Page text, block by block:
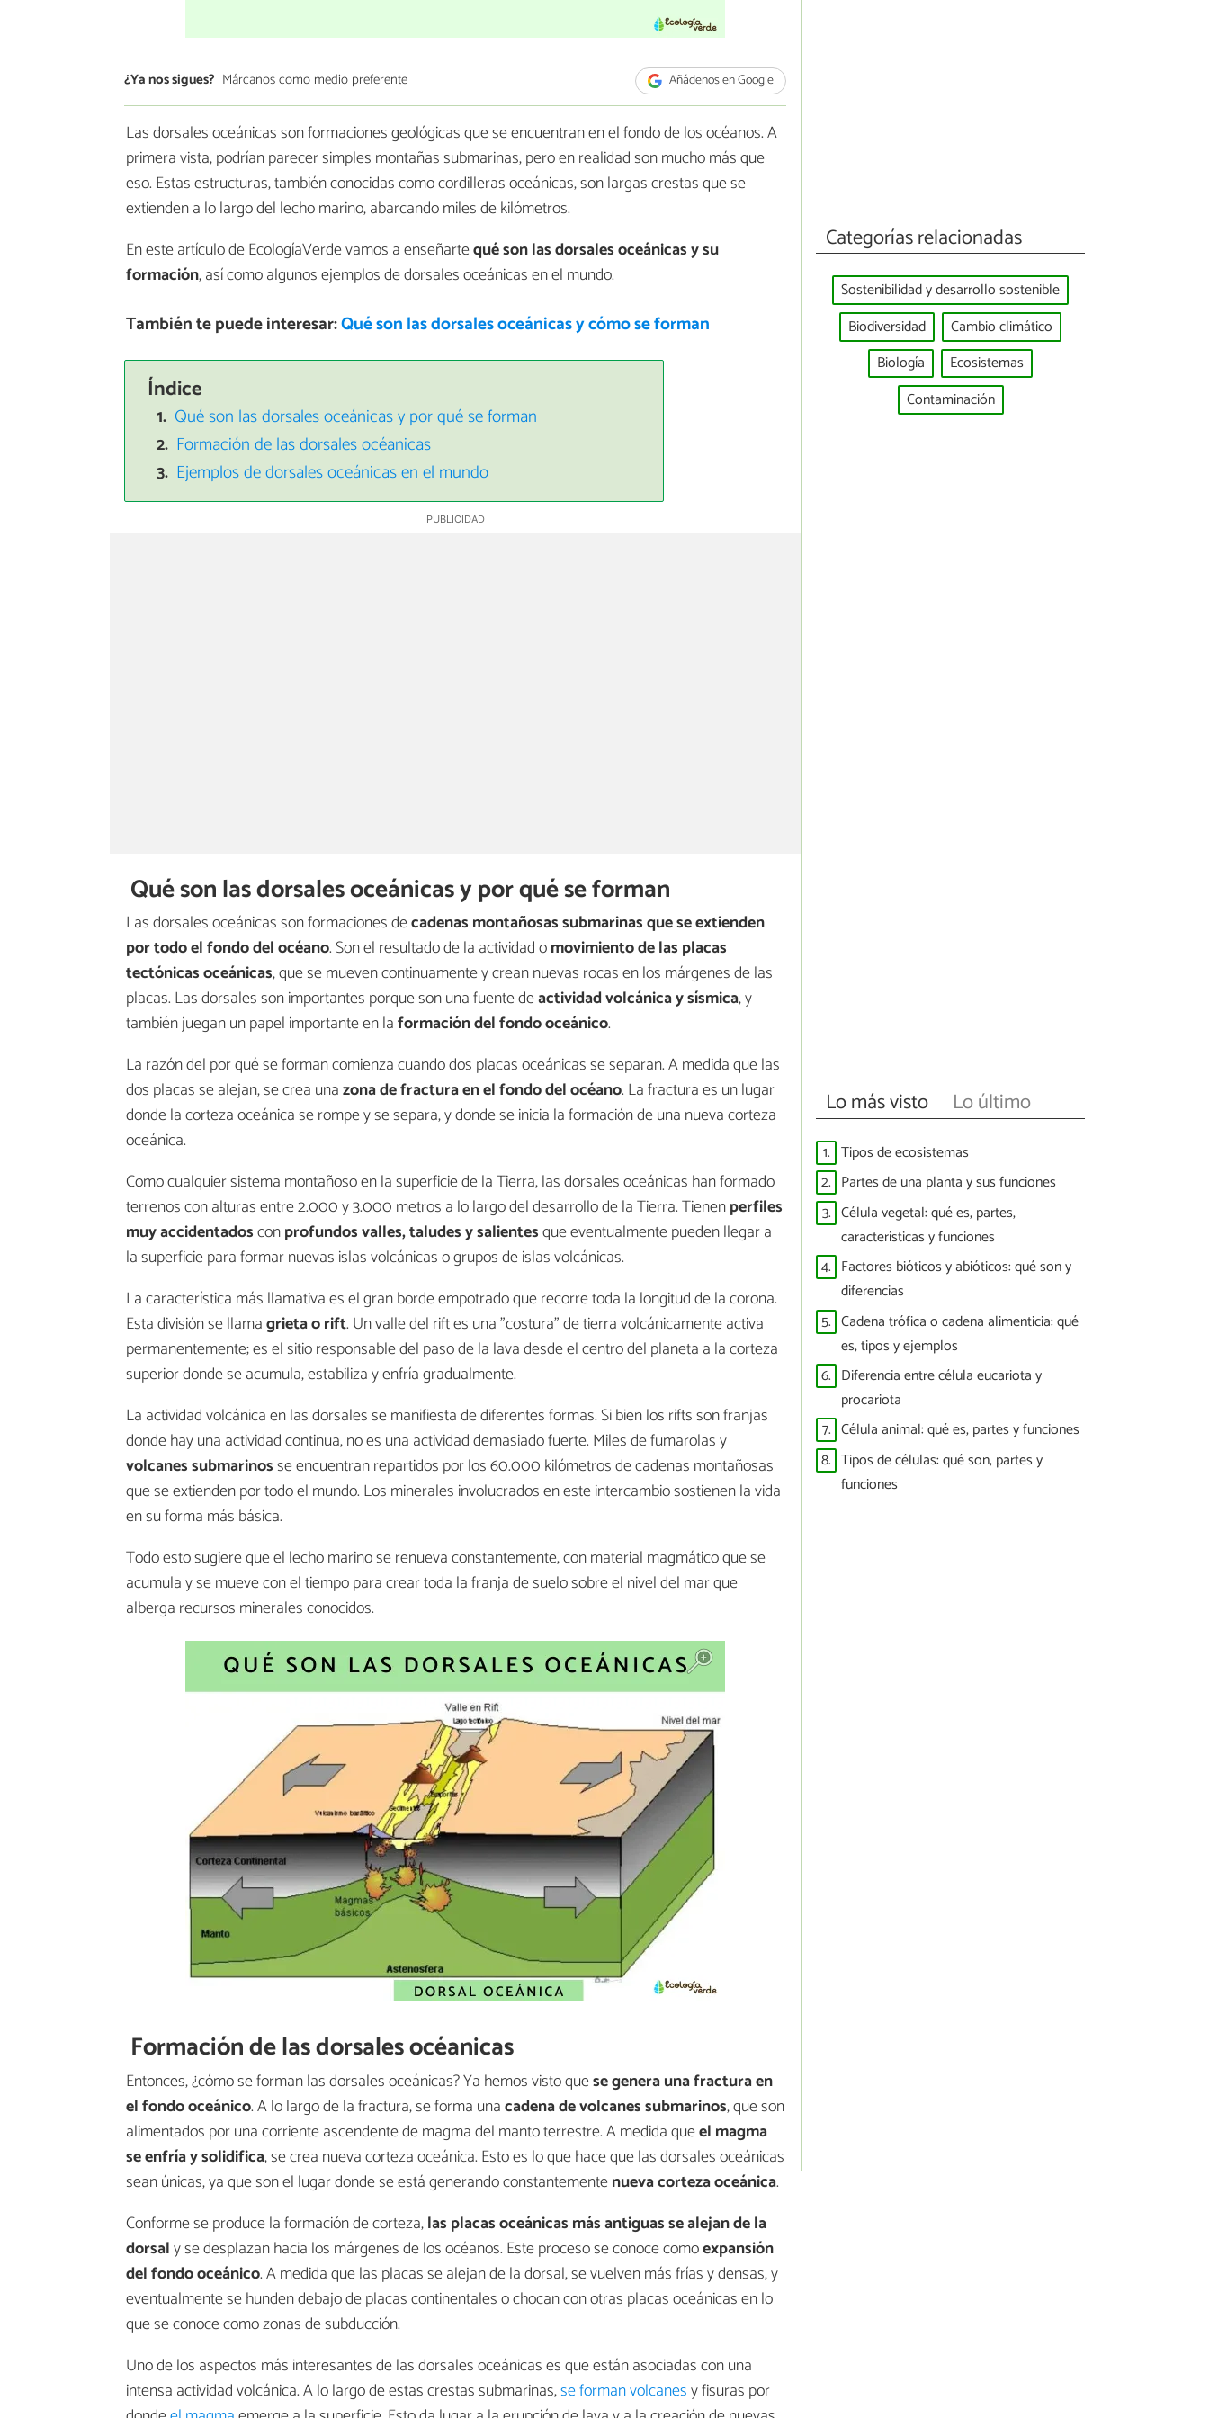
¿Ya nos sigues? Márcanos como medio preferente Añádenos en Google
Las dorsales oceánicas son formaciones geológicas que se encuentran en el fondo de los océanos. A
primera vista, podrían parecer simples montañas submarinas, pero en realidad son mucho más que
eso. Estas estructuras, también conocidas como cordilleras oceánicas, son largas crestas que se
extienden a lo largo del lecho marino, abarcando miles de kilómetros.
En este artículo de EcologíaVerde vamos a enseñartequé son las dorsales oceánicas y su
formación, así como algunos ejemplos de dorsales oceánicas en el mundo.
También te puede interesar:Qué son las dorsales oceánicas y cómo se forman
Índice
Qué son las dorsales oceánicas y por qué se forman
Formación de las dorsales océanicas
Ejemplos de dorsales oceánicas en el mundo
Qué son las dorsales oceánicas y por qué se forman
Las dorsales oceánicas son formaciones decadenas montañosas submarinas que se extienden
por todo el fondo del océano. Son el resultado de la actividad omovimiento de las placas
tectónicas oceánicas, que se mueven continuamente y crean nuevas rocas en los márgenes de las
placas. Las dorsales son importantes porque son una fuente deactividad volcánica y sísmica, y
también juegan un papel importante en laformación del fondo oceánico.
La razón del por qué se forman comienza cuando dos placas oceánicas se separan. A medida que las
dos placas se alejan, se crea unazona de fractura en el fondo del océano. La fractura es un lugar
donde la corteza oceánica se rompe y se separa, y donde se inicia la formación de una nueva corteza
oceánica.
Como cualquier sistema montañoso en la superficie de la Tierra, las dorsales oceánicas han formado
terrenos con alturas entre 2.000 y 3.000 metros a lo largo del desarrollo de la Tierra. Tienenperfiles
muy accidentadosconprofundos valles, taludes y salientesque eventualmente pueden llegar a
la superficie para formar nuevas islas volcánicas o grupos de islas volcánicas.
La característica más llamativa es el gran borde empotrado que recorre toda la longitud de la corona.
Esta división se llamagrieta o rift. Un valle del rift es una "costura" de tierra volcánicamente activa
permanentemente; es el sitio responsable del paso de la lava desde el centro del planeta a la corteza
superior donde se acumula, estabiliza y enfría gradualmente.
La actividad volcánica en las dorsales se manifiesta de diferentes formas. Si bien los rifts son franjas
donde hay una actividad continua, no es una actividad demasiado fuerte. Miles de fumarolas y
volcanes submarinosse encuentran repartidos por los 60.000 kilómetros de cadenas montañosas
que se extienden por todo el mundo. Los minerales involucrados en este intercambio sostienen la vida
en su forma más básica.
Todo esto sugiere que el lecho marino se renueva constantemente, con material magmático que se
acumula y se mueve con el tiempo para crear toda la franja de suelo sobre el nivel del mar que
alberga recursos minerales conocidos.
Formación de las dorsales océanicas
Entonces, ¿cómo se forman las dorsales oceánicas? Ya hemos visto quese genera una fractura en
el fondo oceánico. A lo largo de la fractura, se forma unacadena de volcanes submarinos, que son
alimentados por una corriente ascendente de magma del manto terrestre. A medida queel magma
se enfría y solidifica, se crea nueva corteza oceánica. Esto es lo que hace que las dorsales oceánicas
sean únicas, ya que son el lugar donde se está generando constantementenueva corteza oceánica.
Conforme se produce la formación de corteza,las placas oceánicas más antiguas se alejan de la
dorsaly se desplazan hacia los márgenes de los océanos. Este proceso se conoce comoexpansión
del fondo oceánico. A medida que las placas se alejan de la dorsal, se vuelven más frías y densas, y
eventualmente se hunden debajo de placas continentales o chocan con otras placas oceánicas en lo
que se conoce como zonas de subducción.
Uno de los aspectos más interesantes de las dorsales oceánicas es que están asociadas con una
intensa actividad volcánica. A lo largo de estas crestas submarinas,se forman volcanesy fisuras por
Categorías relacionadas
Sostenibilidad y desarrollo sostenible
Biodiversidad
Cambio climático
Biología
Ecosistemas
Contaminación
Lo más visto Lo último
1. Tipos de ecosistemas
2. Partes de una planta y sus funciones
3. Célula vegetal: qué es, partes,
características y funciones
4. Factores bióticos y abióticos: qué son y
diferencias
5. Cadena trófica o cadena alimenticia: qué
es, tipos y ejemplos
6. Diferencia entre célula eucariota y
procariota
7. Célula animal: qué es, partes y funciones
8. Tipos de células: qué son, partes y
funciones